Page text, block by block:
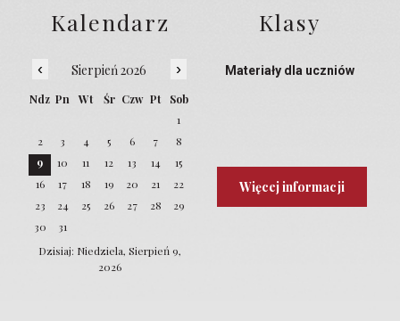
Kalendarz
‹ Sierpień 2026 ›
Ndz Pn Wt Śr Czw Pt
Sob
1
2
3 4 5 6 7
8
9
10 11 12 13 14
15
16
17 18 19 20 21
22
23
24 25 26 27 28
29
30
31
Dzisiaj: Niedziela, Sierpień 9,
2026
Klasy
Materiały dla uczniów
Więcej informacji